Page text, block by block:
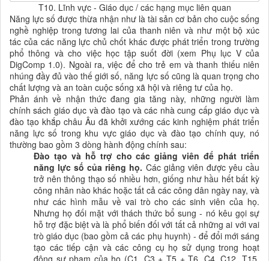
T10. Lĩnh vực - Giáo dục / các hạng mục liên quan
Năng lực số được thừa nhận như là tài sản cơ bản cho cuộc sống
nghề nghiệp trong tương lai của thanh niên và như một bộ xúc
tác của các năng lực chủ chốt khác được phát triển trong trường
phổ thông và cho việc học tập suốt đời (xem Phụ lục V của
DigComp 1.0). Ngoài ra, việc để cho trẻ em và thanh thiếu niên
nhúng đầy đủ vào thế giới số, năng lực số cũng là quan trọng cho
chất lượng và an toàn cuộc sống xã hội và riêng tư của họ.
Phản ánh về nhận thức đang gia tăng này, những người làm
chính sách giáo dục và đào tạo và các nhà cung cấp giáo dục và
đào tạo khắp châu Âu đã khởi xướng các kinh nghiệm phát triển
năng lực số trong khu vực giáo dục và đào tạo chính quy, nó
thường bao gồm 3 dòng hành động chính sau:
Đào tạo và hỗ trợ cho các giảng viên đểphát triển
năng lực sốcủa riêng họ. Các giảng viên được yêu cầu
trở nên thông thạo số nhiều hơn, giống như hầu hết bất kỳ
công nhân nào khác hoặc tất cả các công dân ngày nay, và
như các hình mẫu về vai trò cho các sinh viên của họ.
Nhưng họ đối mặt với thách thức bổ sung - nó kêu gọi sự
hỗ trợ đặc biệt và là phổ biến đối với tất cả những ai với vai
trò giáo dục (bao gồm cả các phụ huynh) - để đổi mới sáng
tạo các tiếp cận và các công cụ họ sử dụng trong hoạt
động sư phạm của họ (C1, C3 + T5 + T6, C4, C12, T15,